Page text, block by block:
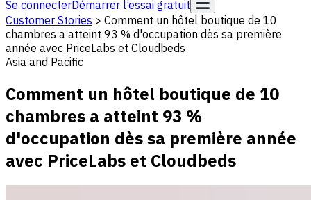
Se connecterDémarrer l’essai gratuit
Customer Stories > Comment un hôtel boutique de 10
chambres a atteint 93 % d'occupation dès sa première
année avec PriceLabs et Cloudbeds
Asia and Pacific
Comment un hôtel boutique de 10
chambres a atteint 93 %
d'occupation dès sa première année
avec PriceLabs et Cloudbeds